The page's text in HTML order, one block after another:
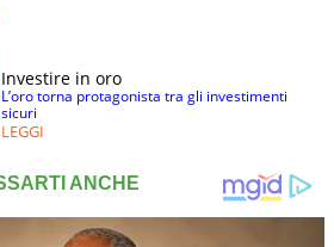
Investire in oro
L’oro torna protagonista tra gli investimenti
sicuri
LEGGI